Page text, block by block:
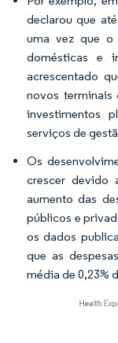
declarou que
uma vez que o
domésticas e
acrescentado
novos terminais
investimentos
serviços de
Os
crescer devido
aumento das
públicos e
os dados
que as
média de 0,23%